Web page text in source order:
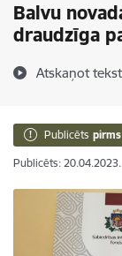
Balvu
draudzīga
Atskaņot
Publicēts
Publicēts: 20.04.2023.